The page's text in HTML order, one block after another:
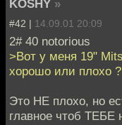
KOSHY »
#42 | 14.09.01 20:09
2# 40 notorious
>Вот у меня 19"
хорошо или плохо
Это НЕ плохо, но
главное чтоб ТЕБЕ